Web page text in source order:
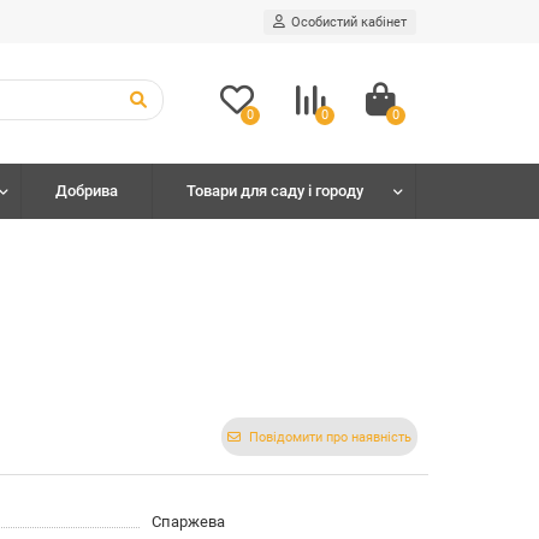
Особистий кабінет
0 0 0
Добрива Товари для саду і городу
Повідомити про наявність
Спаржева